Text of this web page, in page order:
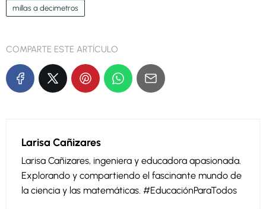
millas a decimetros
COMPARTE ESTE ARTÍCULO
Larisa Cañizares
Larisa Cañizares, ingeniera y educadora apasionada.
Explorando y compartiendo el fascinante mundo de
la ciencia y las matemáticas. #EducaciónParaTodos